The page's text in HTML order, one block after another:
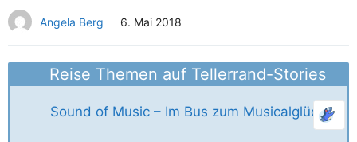
Angela Berg 6. Mai 2018
Reise Themen auf Tellerrand-Stories
Sound of Music – Im Bus zum Musicalglück